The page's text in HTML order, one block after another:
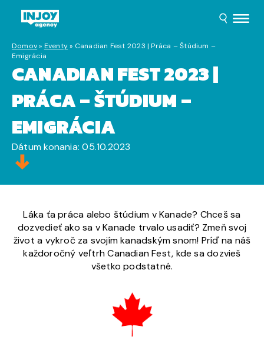
Domov» Eventy» Canadian Fest 2023 | Práca – Štúdium –
Emigrácia
CANADIAN FEST 2023 |
PRÁCA – ŠTÚDIUM –
EMIGRÁCIA
Dátum konania: 05.10.2023
Láka ťa práca alebo štúdium v Kanade? Chceš sa
dozvedieť ako sa v Kanade trvalo usadiť? Zmeň svoj
život a vykroč za svojím kanadským snom! Príď na náš
každoročný veľtrh Canadian Fest, kde sa dozvieš
všetko podstatné.